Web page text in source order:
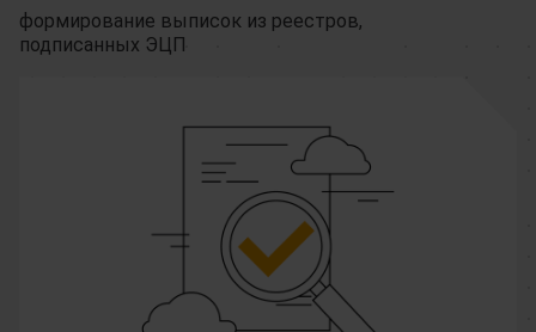
формирование выписок из реестров,
подписанных ЭЦП